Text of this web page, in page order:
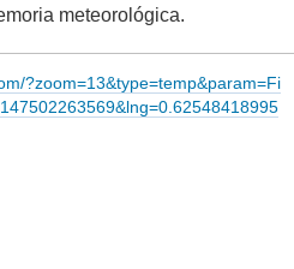
meteorológica.
?zoom=13&type=temp&param=Fi